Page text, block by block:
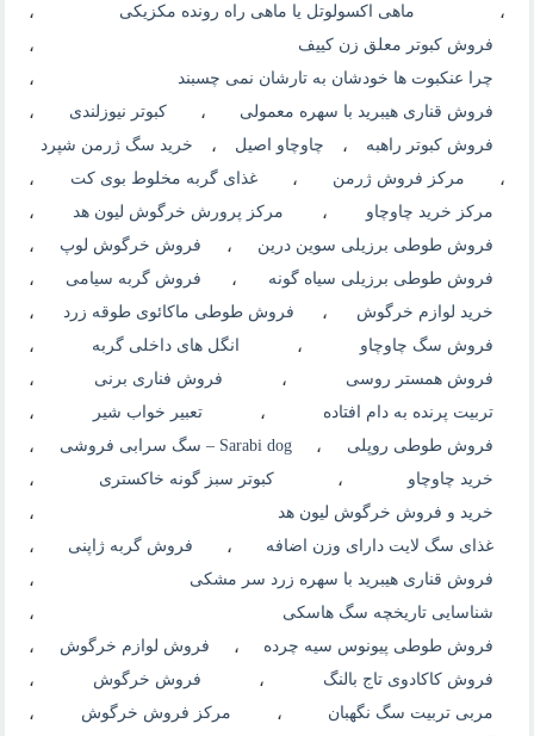
، ماهی اکسولوتل یا ماهی راه رونده مکزیکی ،
فروش کبوتر معلق زن کییف ،
چرا عنکبوت ها خودشان به تارشان نمی چسبند ،
فروش قناری هیبرید با سهره معمولی ، کبوتر نیوزلندی ،
فروش کبوتر راهبه ، چاوچاو اصیل ، خرید سگ ژرمن شپرد
، مرکز فروش ژرمن ، غذای گربه مخلوط بوی کت ،
مرکز خرید چاوچاو ، مرکز پرورش خرگوش لیون هد ،
فروش طوطی برزیلی سوین درین ، فروش خرگوش لوپ ،
فروش طوطی برزیلی سیاه گونه ، فروش گربه سیامی ،
خرید لوازم خرگوش ، فروش طوطی ماکائوی طوقه زرد ،
فروش سگ چاوچاو ، انگل های داخلی گربه ،
فروش همستر روسی ، فروش فناری برنی ،
تربیت پرنده به دام افتاده ، تعبیر خواب شیر ،
فروش طوطی روپلی ، Sarabi dog – سگ سرابی فروشی ،
خرید چاوچاو ، کبوتر سبز گونه خاکستری ،
خرید و فروش خرگوش لیون هد ،
غذای سگ لایت دارای وزن اضافه ، فروش گربه ژاپنی ،
فروش قناری هیبرید با سهره زرد سر مشکی ،
شناسایی تاریخچه سگ هاسکی ،
فروش طوطی پیونوس سیه چرده ، فروش لوازم خرگوش ،
فروش کاکادوی تاج بالنگ ، فروش خرگوش ،
مربی تربیت سگ نگهبان ، مرکز فروش خرگوش ،